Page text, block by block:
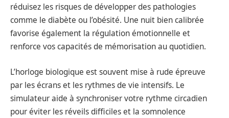
réduisez les risques de développer des pathologies
comme le diabète ou l’obésité. Une nuit bien calibrée
favorise également la régulation émotionnelle et
renforce vos capacités de mémorisation au quotidien.
L’horloge biologique est souvent mise à rude épreuve
par les écrans et les rythmes de vie intensifs. Le
simulateur aide à synchroniser votre rythme circadien
pour éviter les réveils difficiles et la somnolence